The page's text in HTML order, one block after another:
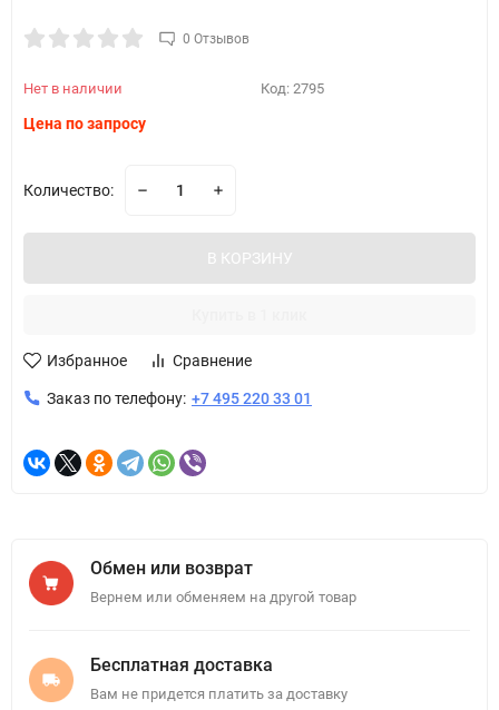
0 Отзывов
Нет в наличии Код: 2795
Цена по запросу
Количество:
В КОРЗИНУ
Избранное Сравнение
Заказ по телефону: +7 495 220 33 01
Обмен или возврат
Вернем или обменяем на другой товар
Бесплатная доставка
Вам не придется платить за доставку